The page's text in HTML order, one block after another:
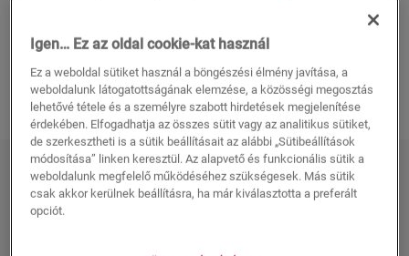
szüksége. Padlóink vízállóak, tartósak és nagyon
FEDEZZE FEL LAMINÁLT PADLÓINKAT
KONYHÁBA
FEDEZZE FEL LAMINÁLT
PADLÓINKAT KONYHÁBA
Igen… Ez az oldal cookie-kat használ
Ez a weboldal sütiket használ a böngészési élmény javítása, a
weboldalunk látogatottságának elemzése, a közösségi megosztás
lehetővé tétele és a személyre szabott hirdetések megjelenítése
érdekében. Elfogadhatja az összes sütit vagy az analitikus sütiket,
de szerkesztheti is a sütik beállításait az alábbi „Sütibeállítások
módosítása” linken keresztül. Az alapvető és funkcionális sütik a
weboldalunk megfelelő működéséhez szükségesek. Más sütik
csak akkor kerülnek beállításra, ha már kiválasztotta a preferált
opciót.